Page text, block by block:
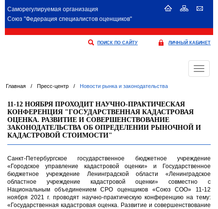
Саморегулируемая организация
Союз "Федерация специалистов оценщиков"
ПОИСК ПО САЙТУ ЛИЧНЫЙ КАБИНЕТ
Меню
Главная / Пресс-центр / Новости рынка и законодательства
11-12 НОЯБРЯ ПРОХОДИТ НАУЧНО-ПРАКТИЧЕСКАЯ
КОНФЕРЕНЦИЯ "ГОСУДАРСТВЕННАЯ КАДАСТРОВАЯ
ОЦЕНКА. РАЗВИТИЕ И СОВЕРШЕНСТВОВАНИЕ
ЗАКОНОДАТЕЛЬСТВА ОБ ОПРЕДЕЛЕНИИ РЫНОЧНОЙ И
КАДАСТРОВОЙ СТОИМОСТИ"
Санкт-Петербургское государственное бюджетное учреждение
«Городское управление кадастровой оценки» и Государственное
бюджетное учреждение Ленинградской области «Ленинградское
областное учреждение кадастровой оценки» совместно с
Национальным объединением СРО оценщиков «Союз СОО» 11-12
ноября 2021 г. проводят научно-практическую конференцию на тему:
«Государственная кадастровая оценка. Развитие и совершенствование